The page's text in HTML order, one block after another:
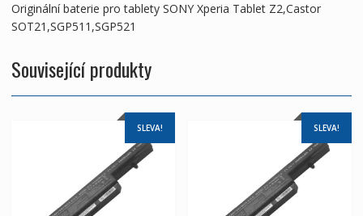
Originální baterie pro tablety SONY Xperia Tablet Z2,Castor
SOT21,SGP511,SGP521
Související produkty
SLEVA! SLEVA!